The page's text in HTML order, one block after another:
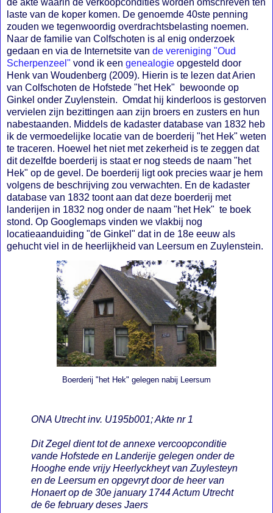
laste van de koper komen. De genoemde 40ste penning
zouden we tegenwoordig overdrachtsbelasting noemen.
Naar de familie van Colfschoten is al enig onderzoek
gedaan en via de Internetsite van de vereniging "Oud
Scherpenzeel" vond ik een genealogie opgesteld door
Henk van Woudenberg (2009). Hierin is te lezen dat Arien
van Colfschoten de Hofstede "het Hek" bewoonde op
Ginkel onder Zuylenstein. Omdat hij kinderloos is gestorven
vervielen zijn bezittingen aan zijn broers en zusters en hun
nabestaanden. Middels de kadaster database van 1832 heb
ik de vermoedelijke locatie van de boerderij "het Hek" weten
te traceren. Hoewel het niet met zekerheid is te zeggen dat
dit dezelfde boerderij is staat er nog steeds de naam "het
Hek" op de gevel. De boerderij ligt ook precies waar je hem
volgens de beschrijving zou verwachten. En de kadaster
database van 1832 toont aan dat deze boerderij met
landerijen in 1832 nog onder de naam "het Hek" te boek
stond. Op Googlemaps vinden we vlakbij nog
locatieaanduiding "de Ginkel" dat in de 18e eeuw als
gehucht viel in de heerlijkheid van Leersum en Zuylenstein.
Boerderij "het Hek" gelegen nabij Leersum
ONA Utrecht inv. U195b001; Akte nr 1
Dit Zegel dient tot de annexe vercoopconditie
vande Hofstede en Landerije gelegen onder de
Hooghe ende vrijy Heerlyckheyt van Zuylesteyn
en de Leersum en opgevryt door de heer van
Honaert op de 30e january 1744 Actum Utrecht
de 6e february deses Jaers